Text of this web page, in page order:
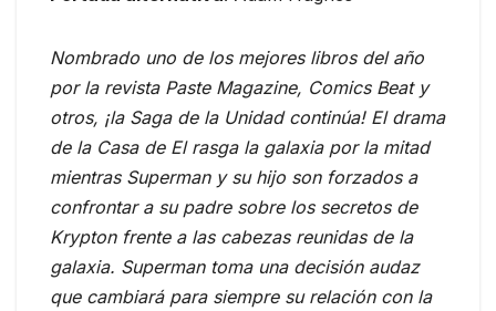
Nombrado uno de los mejores libros del año
por la revista Paste Magazine, Comics Beat y
otros, ¡la Saga de la Unidad continúa! El drama
de la Casa de El rasga la galaxia por la mitad
mientras Superman y su hijo son forzados a
confrontar a su padre sobre los secretos de
Krypton frente a las cabezas reunidas de la
galaxia. Superman toma una decisión audaz
que cambiará para siempre su relación con la